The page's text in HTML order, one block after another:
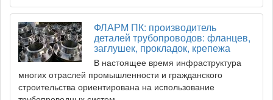
ФЛАРМ ПК: производитель
деталей трубопроводов: фланцев,
заглушек, прокладок, крепежа
В настоящее время инфраструктура
многих отраслей промышленности и гражданского
строительства ориентирована на использование